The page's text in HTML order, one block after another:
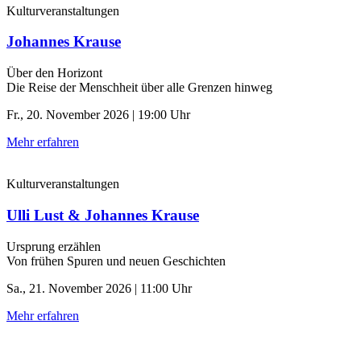
Kulturveranstaltungen
Johannes Krause
Über den Horizont
Die Reise der Menschheit über alle Grenzen hinweg
Fr., 20. November 2026 | 19:00 Uhr
Mehr erfahren
Kulturveranstaltungen
Ulli Lust & Johannes Krause
Ursprung erzählen
Von frühen Spuren und neuen Geschichten
Sa., 21. November 2026 | 11:00 Uhr
Mehr erfahren